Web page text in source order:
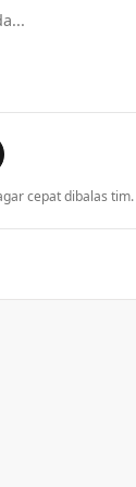
cepat dibalas tim.